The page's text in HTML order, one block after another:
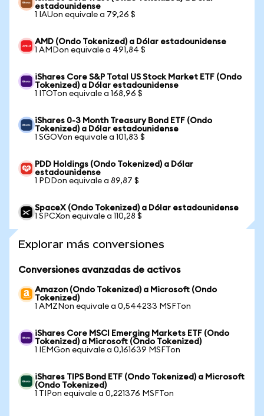
estadounidense
1 IAUon equivale a 79,26 $
AMD (Ondo Tokenized) a Dólar estadounidense
1 AMDon equivale a 491,84 $
iShares Core S&P Total US Stock Market ETF (Ondo
Tokenized) a Dólar estadounidense
1 ITOTon equivale a 168,96 $
iShares 0-3 Month Treasury Bond ETF (Ondo
Tokenized) a Dólar estadounidense
1 SGOVon equivale a 101,83 $
PDD Holdings (Ondo Tokenized) a Dólar
estadounidense
1 PDDon equivale a 89,87 $
SpaceX (Ondo Tokenized) a Dólar estadounidense
1 SPCXon equivale a 110,28 $
Explorar más conversiones
Conversiones avanzadas de activos
Amazon (Ondo Tokenized) a Microsoft (Ondo
Tokenized)
1 AMZNon equivale a 0,544233 MSFTon
iShares Core MSCI Emerging Markets ETF (Ondo
Tokenized) a Microsoft (Ondo Tokenized)
1 IEMGon equivale a 0,161639 MSFTon
iShares TIPS Bond ETF (Ondo Tokenized) a Microsoft
(Ondo Tokenized)
1 TIPon equivale a 0,221376 MSFTon